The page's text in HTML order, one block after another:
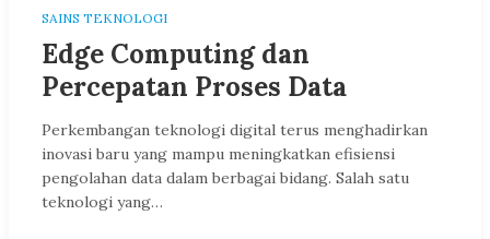
SAINS TEKNOLOGI
Edge Computing dan
Percepatan Proses Data
Perkembangan teknologi digital terus menghadirkan
inovasi baru yang mampu meningkatkan efisiensi
pengolahan data dalam berbagai bidang. Salah satu
teknologi yang…